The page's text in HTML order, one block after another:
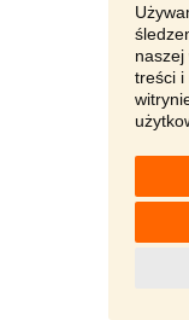
naszej
treści i